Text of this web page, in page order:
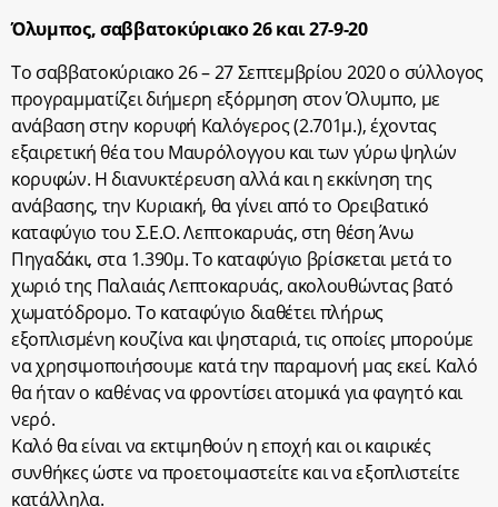
Όλυμπος, σαββατοκύριακο 26 και 27-9-20
Το σαββατοκύριακο 26 – 27 Σεπτεμβρίου 2020 ο σύλλογος
προγραμματίζει διήμερη εξόρμηση στον Όλυμπο, με
ανάβαση στην κορυφή Καλόγερος (2.701μ.), έχοντας
εξαιρετική θέα του Μαυρόλογγου και των γύρω ψηλών
κορυφών. Η διανυκτέρευση αλλά και η εκκίνηση της
ανάβασης, την Κυριακή, θα γίνει από το Ορειβατικό
καταφύγιο του Σ.Ε.Ο. Λεπτοκαρυάς, στη θέση Άνω
Πηγαδάκι, στα 1.390μ. Το καταφύγιο βρίσκεται μετά το
χωριό της Παλαιάς Λεπτοκαρυάς, ακολουθώντας βατό
χωματόδρομο. Το καταφύγιο διαθέτει πλήρως
εξοπλισμένη κουζίνα και ψησταριά, τις οποίες μπορούμε
να χρησιμοποιήσουμε κατά την παραμονή μας εκεί. Καλό
θα ήταν ο καθένας να φροντίσει ατομικά για φαγητό και
νερό.
Καλό θα είναι να εκτιμηθούν η εποχή και οι καιρικές
συνθήκες ώστε να προετοιμαστείτε και να εξοπλιστείτε
κατάλληλα.